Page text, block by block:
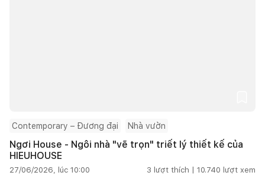
Contemporary – Đương đại Nhà vườn
Ngơi House - Ngôi nhà "vẽ trọn" triết lý thiết kế của
HIEUHOUSE
27/06/2026, lúc 10:00 3 lượt thích | 10.740 lượt xem